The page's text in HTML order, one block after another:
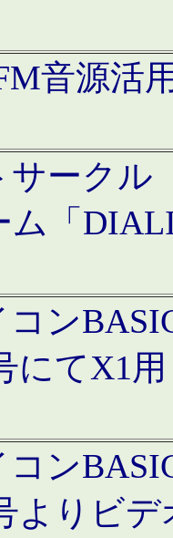
音源活
サークル
ム「
ン
にてX1
ン
よりビ